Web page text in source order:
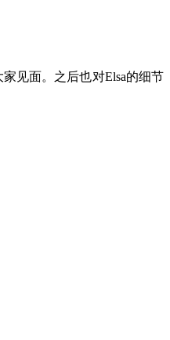
见面。之后也对Elsa的细节